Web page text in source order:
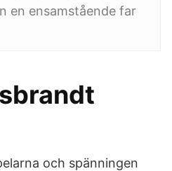
en ensamstående far
och spänningen